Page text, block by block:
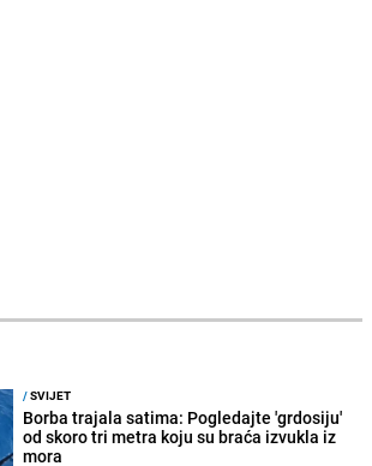
/SVIJET
Borba trajala satima: Pogledajte 'grdosiju'
od skoro tri metra koju su braća izvukla iz
mora